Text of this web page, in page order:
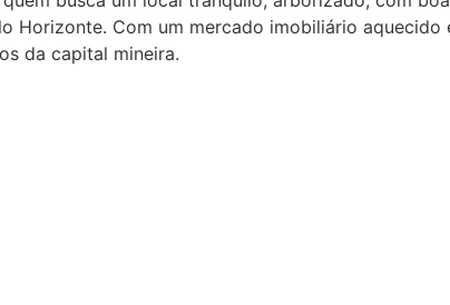
Horizonte. Com um mercado imobiliário aquecido
da capital mineira.